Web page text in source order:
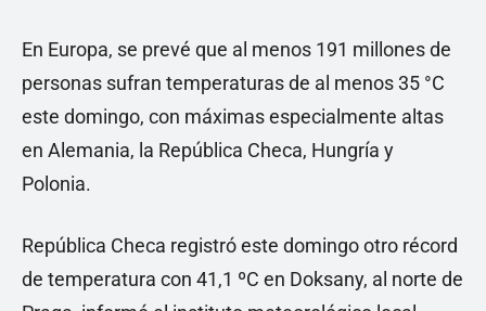
En Europa, se prevé que al menos 191 millones de
personas sufran temperaturas de al menos 35 °C
este domingo, con máximas especialmente altas
en Alemania, la República Checa, Hungría y
Polonia.
República Checa registró este domingo otro récord
de temperatura con 41,1 ºC en Doksany, al norte de